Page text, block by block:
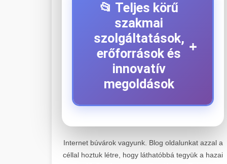
📂 Teljes körű
szakmai
szolgáltatások,
erőforrások és
innovatív
megoldások
+
+
Kiemelkedő szakértelemmel
Internet búvárok vagyunk. Blog oldalunkat azzal a
céllal hoztuk létre, hogy láthatóbbá tegyük a hazai